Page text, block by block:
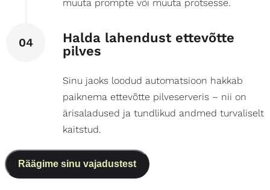
muuta prompte või muuta protsesse.
04
Halda lahendust ettevõtte
pilves
Sinu jaoks loodud automatsioon hakkab
paiknema ettevõtte pilveserveris – nii on
ärisaladused ja tundlikud andmed turvaliselt
kaitstud.
Räägime sinu vajadustest